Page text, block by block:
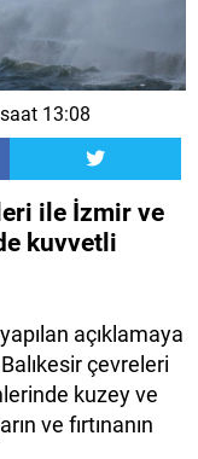
13:08
ile İzmir ve
kuvvetli
açıklamaya
çevreleri
kuzey ve
ve fırtınanın